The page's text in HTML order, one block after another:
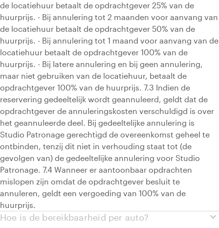
de locatiehuur betaalt de opdrachtgever 25% van de
huurprijs. - Bij annulering tot 2 maanden voor aanvang van
de locatiehuur betaalt de opdrachtgever 50% van de
huurprijs. - Bij annulering tot 1 maand voor aanvang van de
locatiehuur betaalt de opdrachtgever 100% van de
huurprijs. - Bij latere annulering en bij geen annulering,
maar niet gebruiken van de locatiehuur, betaalt de
opdrachtgever 100% van de huurprijs. 7.3 Indien de
reservering gedeeltelijk wordt geannuleerd, geldt dat de
opdrachtgever de annuleringskosten verschuldigd is over
het geannuleerde deel. Bij gedeeltelijke annulering is
Studio Patronage gerechtigd de overeenkomst geheel te
ontbinden, tenzij dit niet in verhouding staat tot (de
gevolgen van) de gedeeltelijke annulering voor Studio
Patronage. 7.4 Wanneer er aantoonbaar opdrachten
mislopen zijn omdat de opdrachtgever besluit te
annuleren, geldt een vergoeding van 100% van de
huurprijs.
expand_more
Hoe is de bereikbaarheid per auto?